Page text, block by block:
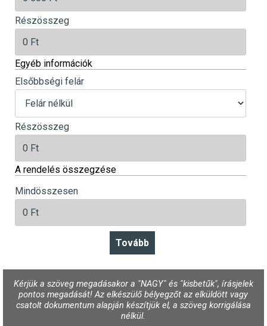
Részösszeg
Egyéb információk
Elsőbbségi felár
Részösszeg
A rendelés összegzése
Mindösszesen
Kérjük a szöveg megadásakor a "NAGY" és "kisbetűk", írásjelek
pontos megadását! Az elkészülő bélyegzőt az elküldött vagy
csatolt dokumentum alapján készítjük el, a szöveg korrigálása
nélkül.